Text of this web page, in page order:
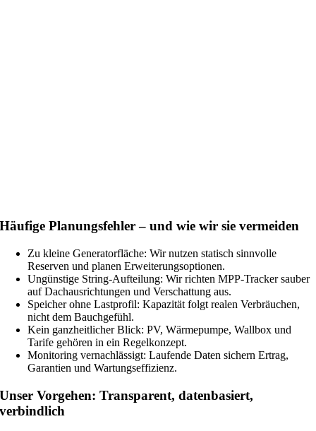
Häufige Planungsfehler – und wie wir sie vermeiden
Zu kleine Generatorfläche: Wir nutzen statisch sinnvolle
Reserven und planen Erweiterungsoptionen.
Ungünstige String-Aufteilung: Wir richten MPP-Tracker sauber
auf Dachausrichtungen und Verschattung aus.
Speicher ohne Lastprofil: Kapazität folgt realen Verbräuchen,
nicht dem Bauchgefühl.
Kein ganzheitlicher Blick: PV, Wärmepumpe, Wallbox und
Tarife gehören in ein Regelkonzept.
Monitoring vernachlässigt: Laufende Daten sichern Ertrag,
Garantien und Wartungseffizienz.
Unser Vorgehen: Transparent, datenbasiert,
verbindlich